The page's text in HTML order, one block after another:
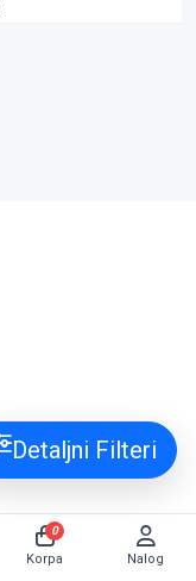
Detaljni Filteri
Korpa
0
Nalog